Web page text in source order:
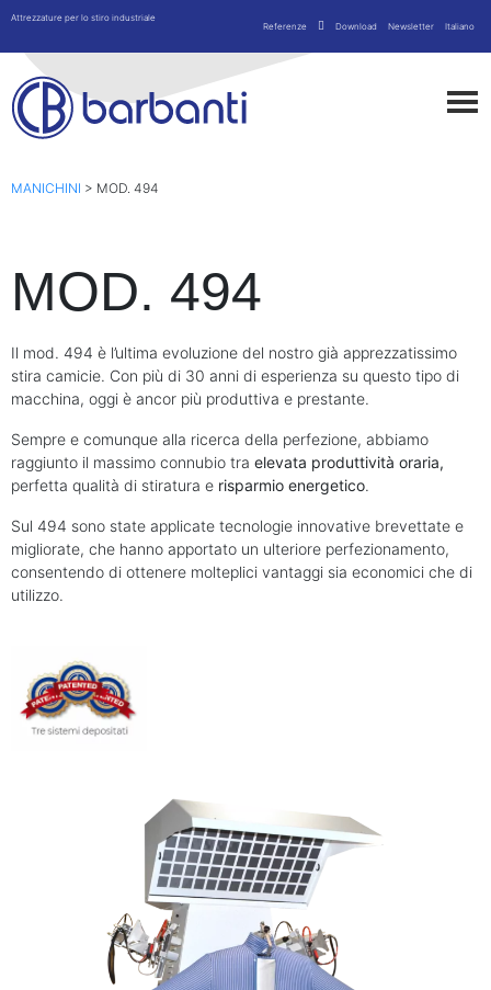
Attrezzature per lo stiro industriale
Referenze
Download Newsletter Italiano
MANICHINI > MOD. 494
MOD. 494
Il mod. 494 è l’ultima evoluzione del nostro già apprezzatissimo
stira camicie. Con più di 30 anni di esperienza su questo tipo di
macchina, oggi è ancor più produttiva e prestante.
Sempre e comunque alla ricerca della perfezione, abbiamo
raggiunto il massimo connubio tra elevata produttività oraria,
perfetta qualità di stiratura e risparmio energetico.
Sul 494 sono state applicate tecnologie innovative brevettate e
migliorate, che hanno apportato un ulteriore perfezionamento,
consentendo di ottenere molteplici vantaggi sia economici che di
utilizzo.